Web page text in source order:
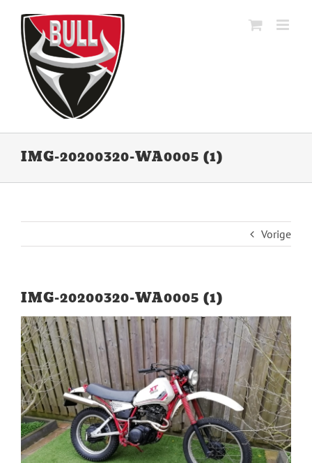
inhoud
IMG-20200320-WA0005 (1)
Vorige
IMG-20200320-WA0005 (1)